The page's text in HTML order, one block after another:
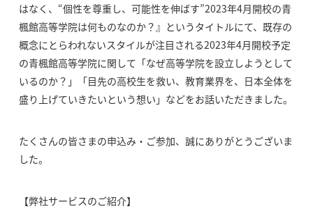
はなく、“個性を尊重し、可能性を伸ばす”2023年4月開校の青
楓館高等学院は何ものなのか？』というタイトルにて、既存の
概念にとらわれないスタイルが注目される2023年4月開校予定
の青楓館高等学院に関して「なぜ高等学院を設立しようとして
いるのか？」「目先の高校生を救い、教育業界を、日本全体を
盛り上げていきたいという想い」などをお話いただきました。
たくさんの皆さまの申込み・ご参加、誠にありがとうございま
した。
【弊社サービスのご紹介】